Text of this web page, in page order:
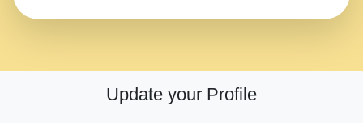
Update your Profile